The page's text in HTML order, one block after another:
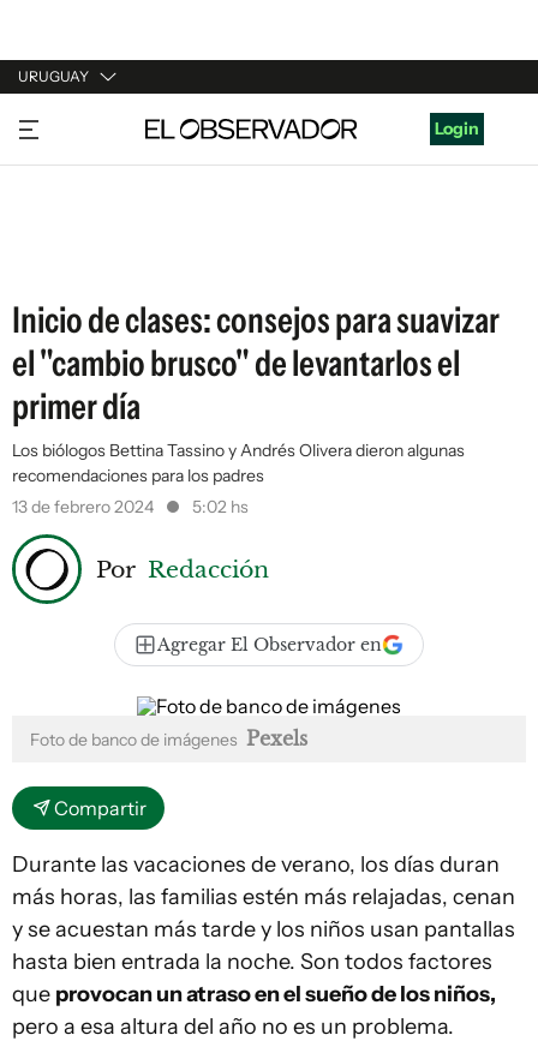
URUGUAY
URUGUAY
ARGENTINA
Login
Inicio de clases: consejos para suavizar
el "cambio brusco" de levantarlos el
primer día
Los biólogos Bettina Tassino y Andrés Olivera dieron algunas
recomendaciones para los padres
13 de febrero 2024
5:02 hs
Por Redacción
Agregar El Observador en
Foto de banco de imágenes Pexels
Compartir
Durante las vacaciones de verano, los días duran
más horas, las familias estén más relajadas, cenan
y se acuestan más tarde y los niños usan pantallas
hasta bien entrada la noche. Son todos factores
que provocan un atraso en el sueño de los niños,
pero a esa altura del año no es un problema.